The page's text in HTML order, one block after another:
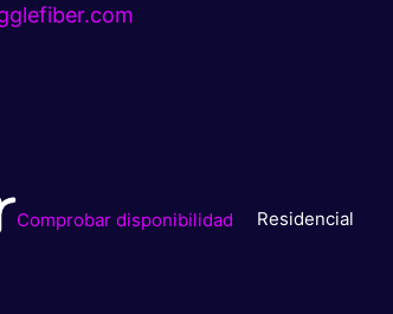
Comprobar disponibilidad Residencial